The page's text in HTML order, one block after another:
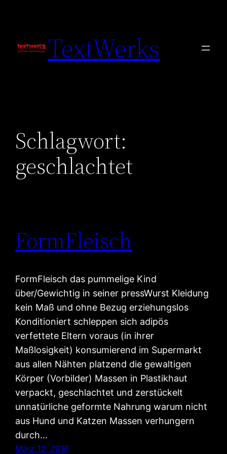
TextWerks
Schlagwort:
geschlachtet
FormFleisch
FormFleisch das pummelige Kind
über/Gewichtig in seiner pressWurst Kleidung
kein Maß und ohne Bezug erziehungslos
Konditioniert schleppen sich adipös
verfettete Eltern voraus (in ihrer
Maßlosigkeit) konsumierend im Supermarkt
aus allen Nähten platzend die gewaltigen
Körper (Vorbilder) Massen in Plastikhaut
verpackt, geschlachtet und zerstückelt
unnatürliche geformte Nahrung warum nicht
aus Hund und Katzen Massen verhungern
durch…
März 12, 2016